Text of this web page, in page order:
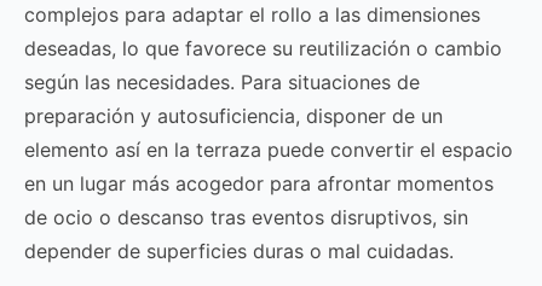
complejos para adaptar el rollo a las dimensiones
deseadas, lo que favorece su reutilización o cambio
según las necesidades. Para situaciones de
preparación y autosuficiencia, disponer de un
elemento así en la terraza puede convertir el espacio
en un lugar más acogedor para afrontar momentos
de ocio o descanso tras eventos disruptivos, sin
depender de superficies duras o mal cuidadas.